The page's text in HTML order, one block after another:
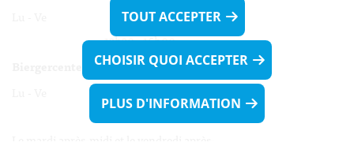
Lu - Ve 08h00 - 11h30
13h30 - 16h00
Lu - Ve 08h00 - 11h30
13h30 - 16h00
TOUT ACCEPTER
CHOISIR QUOI ACCEPTER
PLUS D'INFORMATION